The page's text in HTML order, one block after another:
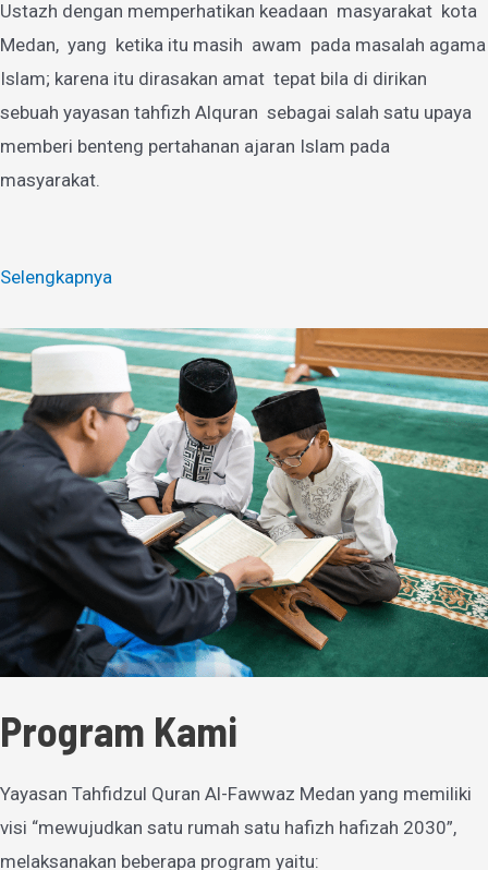
Ustazh dengan memperhatikan keadaan masyarakat kota
Medan, yang ketika itu masih awam pada masalah agama
Islam; karena itu dirasakan amat tepat bila di dirikan
sebuah yayasan tahfizh Alquran sebagai salah satu upaya
memberi benteng pertahanan ajaran Islam pada
masyarakat.
Selengkapnya
Program Kami
Yayasan Tahfidzul Quran Al-Fawwaz Medan yang memiliki
visi “mewujudkan satu rumah satu hafizh hafizah 2030”,
melaksanakan beberapa program yaitu: